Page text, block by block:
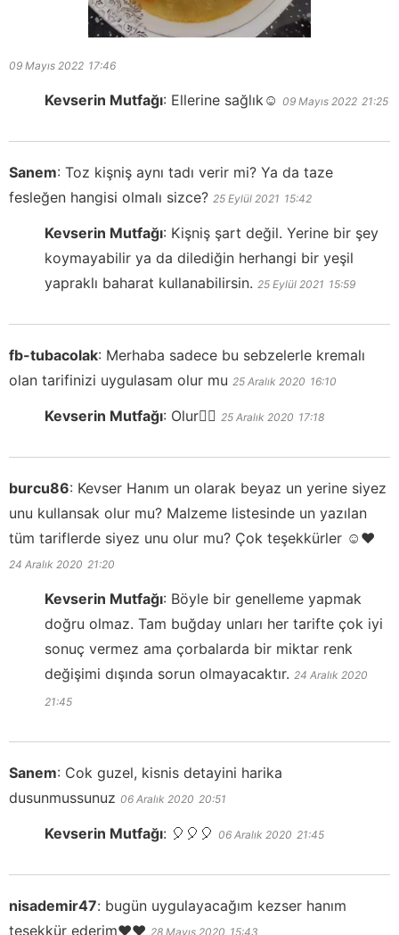
09 Mayıs 2022 17:46
Kevserin Mutfağı: Ellerine sağlık☺️ 09 Mayıs 2022 21:25
Sanem: Toz kişniş aynı tadı verir mi? Ya da taze
fesleğen hangisi olmalı sizce? 25 Eylül 2021 15:42
Kevserin Mutfağı: Kişniş şart değil. Yerine bir şey
koymayabilir ya da dilediğin herhangi bir yeşil
yapraklı baharat kullanabilirsin. 25 Eylül 2021 15:59
fb-tubacolak: Merhaba sadece bu sebzelerle kremalı
olan tarifinizi uygulasam olur mu 25 Aralık 2020 16:10
Kevserin Mutfağı: Olur👍🏻 25 Aralık 2020 17:18
burcu86: Kevser Hanım un olarak beyaz un yerine siyez
unu kullansak olur mu? Malzeme listesinde un yazılan
tüm tariflerde siyez unu olur mu? Çok teşekkürler ☺️❤️
24 Aralık 2020 21:20
Kevserin Mutfağı: Böyle bir genelleme yapmak
doğru olmaz. Tam buğday unları her tarifte çok iyi
sonuç vermez ama çorbalarda bir miktar renk
değişimi dışında sorun olmayacaktır. 24 Aralık 2020
21:45
Sanem: Cok guzel, kisnis detayini harika
dusunmussunuz 06 Aralık 2020 20:51
Kevserin Mutfağı: 🎈🎈🎈 06 Aralık 2020 21:45
nisademir47: bugün uygulayacağım kezser hanım
teşekkür ederim❤❤ 28 Mayıs 2020 15:43